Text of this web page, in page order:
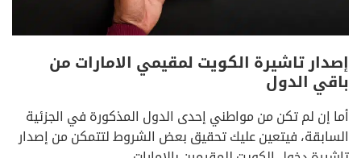
إصدار تاشيرة الكويت لمقيمي الامارات من
باقي الدول
أما إن لم تكن من مواطني إحدى الدول المذكورة في الجزئية
السابقة، فيتعين عليك تحقيق بعض الشروط لتتمكن من إصدار